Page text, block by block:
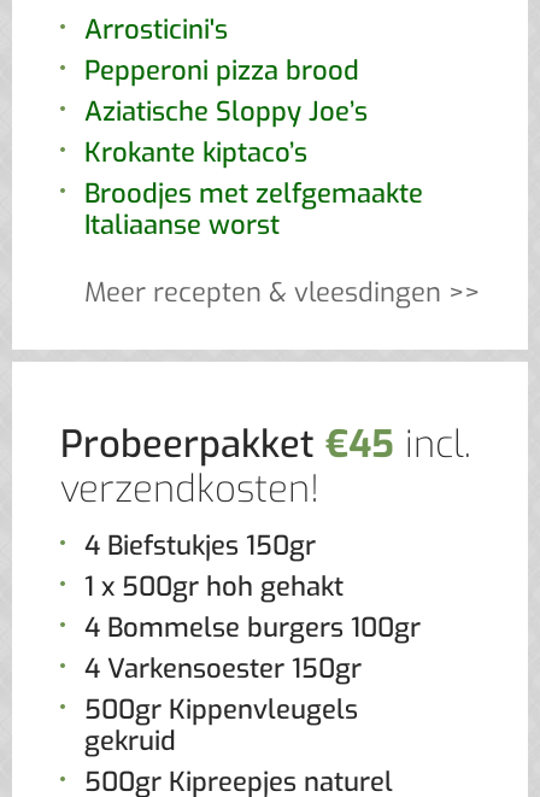
Arrosticini's
Pepperoni pizza brood
Aziatische Sloppy Joe’s
Krokante kiptaco’s
Broodjes met zelfgemaakte
Italiaanse worst
Meer recepten & vleesdingen >>
Probeerpakket €45 incl.
verzendkosten!
4 Biefstukjes 150gr
1 x 500gr hoh gehakt
4 Bommelse burgers 100gr
4 Varkensoester 150gr
500gr Kippenvleugels
gekruid
500gr Kipreepjes naturel